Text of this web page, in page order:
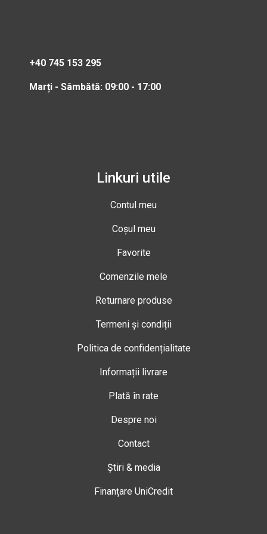
+40 745 153 295
Marți - Sâmbătă: 09:00 - 17:00
Linkuri utile
Contul meu
Coșul meu
Favorite
Comenzile mele
Returnare produse
Termeni și condiții
Politica de confidențialitate
Informații livrare
Plată în rate
Despre noi
Contact
Știri & media
Finanțare UniCredit